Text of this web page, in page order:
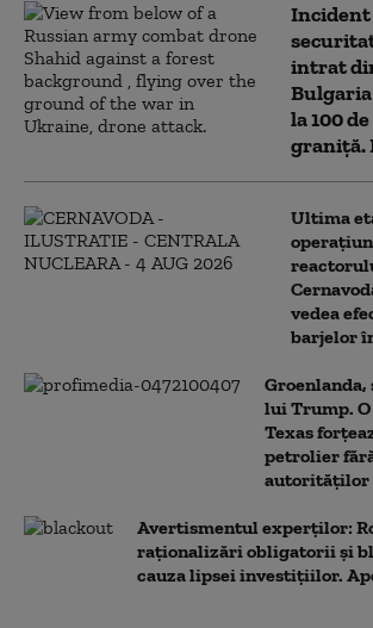
Incident
intrat
la 100
graniţă.
Ultima
vedea
barjelor
Groenlanda,
lui Trump.
Texas
petrolier
autorităților
Avertismentul experților:
raționalizări obligatorii și
cauza lipsei investițiilor.